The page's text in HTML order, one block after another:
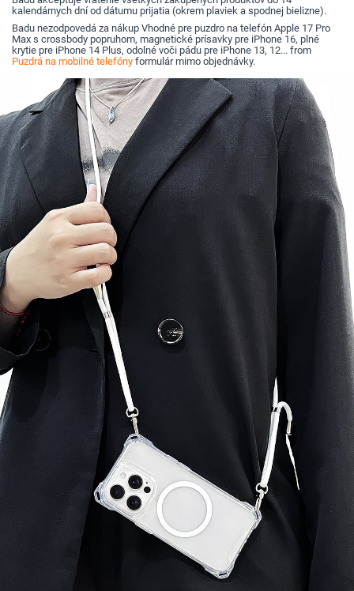
kalendárnych dní od dátumu prijatia (okrem plaviek a spodnej bielizne).
Badu nezodpovedá za nákup Vhodné pre puzdro na telefón Apple 17 Pro
Max s crossbody popruhom, magnetické prísavky pre iPhone 16, plné
krytie pre iPhone 14 Plus, odolné voči pádu pre iPhone 13, 12... from
Puzdrá na mobilné telefóny formulár mimo objednávky.